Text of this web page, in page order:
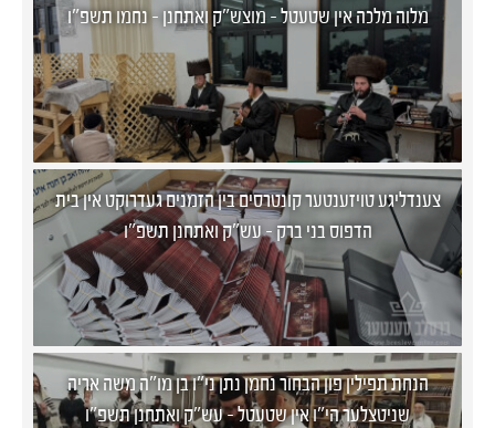
מלוה מלכה אין שטעטל - מוצש"ק ואתחנן - נחמו תשפ"ו
צענדליגע טויזענטער קונטרסים בין הזמנים געדרוקט אין בית
הדפוס בני ברק - עש"ק ואתחנן תשפ"ו
הנחת תפילין פון הבחור נחמן נתן ני"ו בן מו"ה משה אריה
שניטצלער הי"ו אין שטעטל - עש"ק ואתחנן תשפ"ו